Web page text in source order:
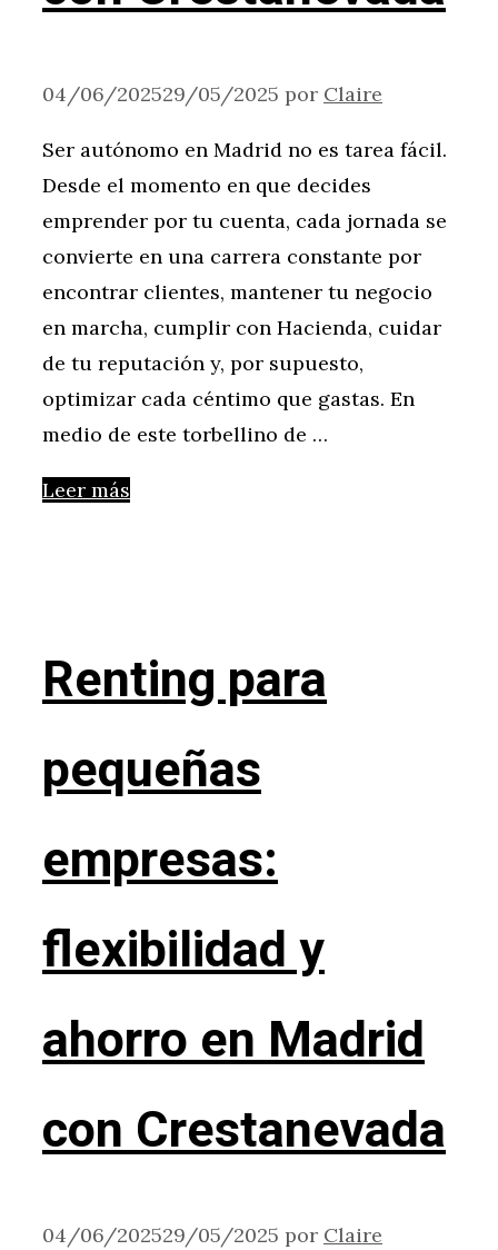
04/06/202529/05/2025 por Claire
Ser autónomo en Madrid no es tarea fácil.
Desde el momento en que decides
emprender por tu cuenta, cada jornada se
convierte en una carrera constante por
encontrar clientes, mantener tu negocio
en marcha, cumplir con Hacienda, cuidar
de tu reputación y, por supuesto,
optimizar cada céntimo que gastas. En
medio de este torbellino de …
Leer más
Renting para
pequeñas
empresas:
flexibilidad y
ahorro en Madrid
con Crestanevada
04/06/202529/05/2025 por Claire